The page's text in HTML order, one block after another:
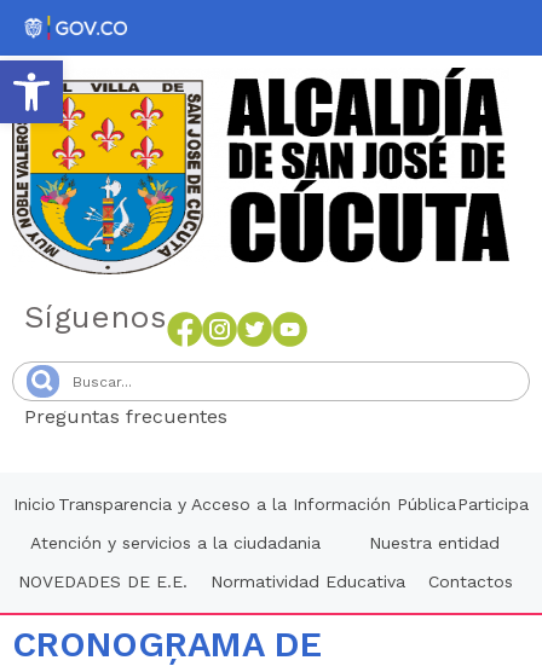
Abrir barra de herramientas
Síguenos
Preguntas frecuentes
Inicio Transparencia y Acceso a la Información PúblicaParticipa
Atención y servicios a la ciudadania
Nuestra entidad
NOVEDADES DE E.E.
Normatividad Educativa Contactos
CRONOGRAMA DE